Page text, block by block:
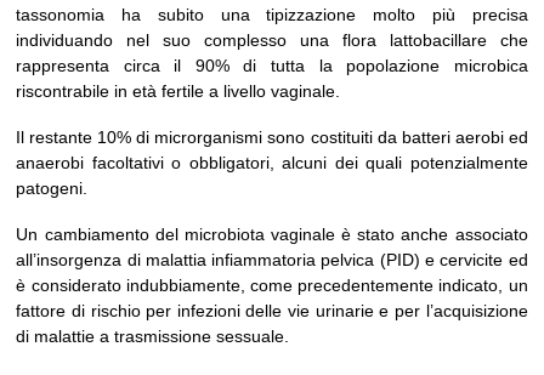
tassonomia ha subito una tipizzazione molto più precisa
individuando nel suo complesso una flora lattobacillare che
rappresenta circa il 90% di tutta la popolazione microbica
riscontrabile in età fertile a livello vaginale.
Il restante 10% di microrganismi sono costituiti da batteri aerobi ed
anaerobi facoltativi o obbligatori, alcuni dei quali potenzialmente
patogeni.
Un cambiamento del microbiota vaginale è stato anche associato
all’insorgenza di malattia infiammatoria pelvica (PID) e cervicite ed
è considerato indubbiamente, come precedentemente indicato, un
fattore di rischio per infezioni delle vie urinarie e per l’acquisizione
di malattie a trasmissione sessuale.